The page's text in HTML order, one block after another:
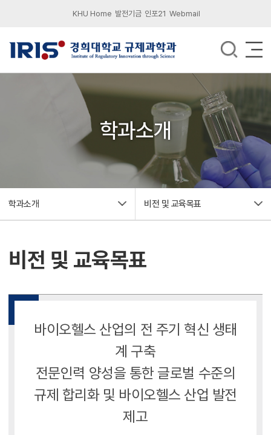
KHU Home 발전기금 인포21 Webmail
학과소개
학과소개 비전 및 교육목표
비전 및 교육목표
바이오헬스 산업의 전 주기 혁신 생태
계 구축
전문인력 양성을 통한 글로벌 수준의
규제 합리화 및 바이오헬스 산업 발전
제고